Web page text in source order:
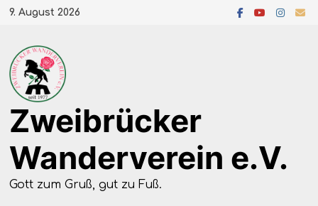
Zum
springen
9. August 2026
Zweibrücker
Wanderverein e.V.
Gott zum Gruß, gut zu Fuß.